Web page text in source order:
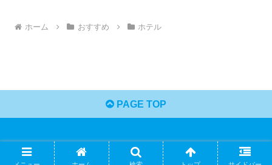
ホーム おすすめ ホテル
PAGE TOP
Copyright © 2023 ひーくんのおすすめBLOG All Rights Reserved.